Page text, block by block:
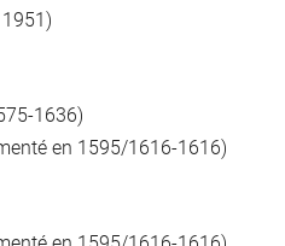
1636)
en 1595/1616-1616)